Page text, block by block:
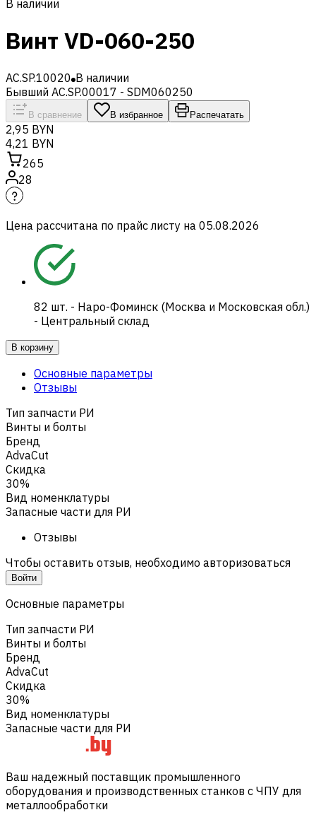
В наличии
Винт VD-060-250
AC.SP.10020 В наличии
Бывший AC.SP.00017 - SDM060250
В сравнение В избранное Распечатать
2,95 BYN
4,21 BYN
265
28
Цена рассчитана по прайс листу на 05.08.2026
82 шт. - Наро-Фоминск (Москва и Московская обл.)
- Центральный склад
В корзину
Основные параметры
Отзывы
Тип запчасти РИ
Винты и болты
Бренд
AdvaCut
Скидка
30%
Вид номенклатуры
Запасные части для РИ
Отзывы
Чтобы оставить отзыв, необходимо авторизоваться
Войти
Основные параметры
Тип запчасти РИ
Винты и болты
Бренд
AdvaCut
Скидка
30%
Вид номенклатуры
Запасные части для РИ
Ваш надежный поставщик промышленного
оборудования и производственных станков с ЧПУ для
металлообработки